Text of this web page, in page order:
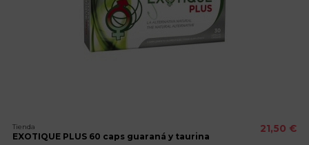
Tienda
EXOTIQUE PLUS 60 caps guaraná y taurina
21,50 €